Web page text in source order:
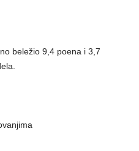
beležio 9,4 poena i 3,7